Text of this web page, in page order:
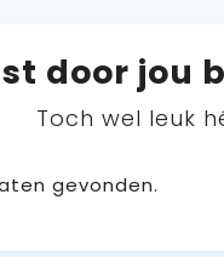
door jou
Toch wel leuk
gevonden.